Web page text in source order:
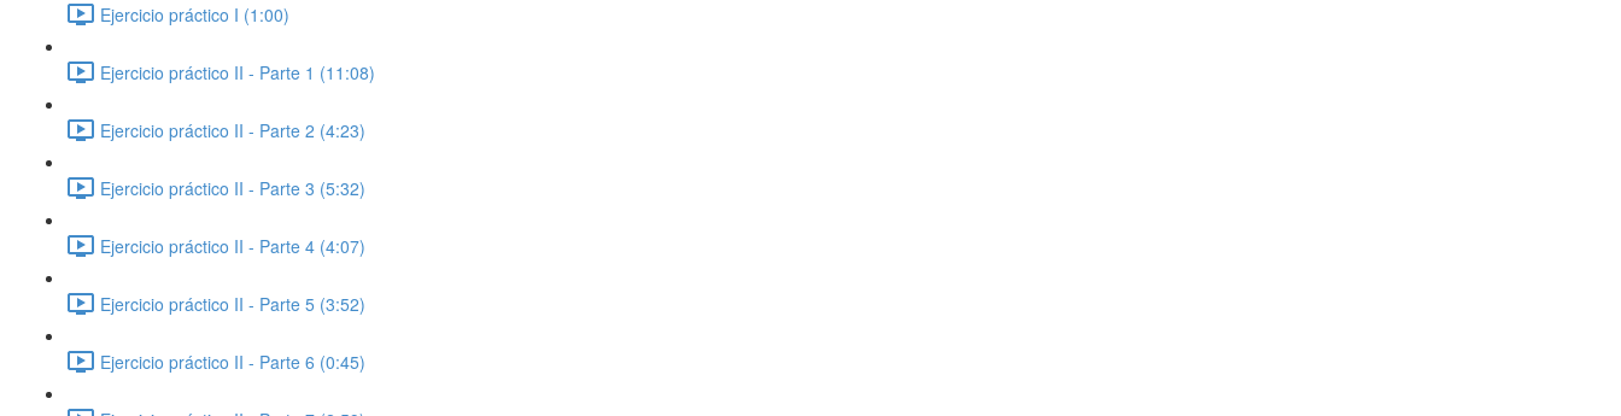
Ejercicio práctico I (1:00)
Ejercicio práctico II - Parte 1 (11:08)
Ejercicio práctico II - Parte 2 (4:23)
Ejercicio práctico II - Parte 3 (5:32)
Ejercicio práctico II - Parte 4 (4:07)
Ejercicio práctico II - Parte 5 (3:52)
Ejercicio práctico II - Parte 6 (0:45)